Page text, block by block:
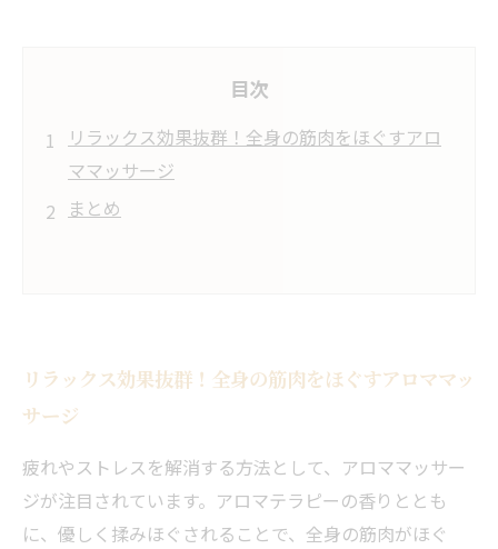
目次
リラックス効果抜群！全身の筋肉をほぐすアロ
ママッサージ
まとめ
リラックス効果抜群！全身の筋肉をほぐすアロママッ
サージ
疲れやストレスを解消する方法として、アロママッサー
ジが注目されています。アロマテラピーの香りととも
に、優しく揉みほぐされることで、全身の筋肉がほぐ